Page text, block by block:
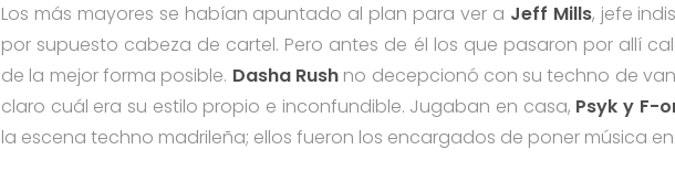
Los más mayores se habían apuntado al plan para ver a Jeff Mills, jefe
por supuesto cabeza de cartel. Pero antes de él los que pasaron por allí
de la mejor forma posible. Dasha Rushno decepcionó con su techno de
claro cuál era su estilo propio e inconfundible. Jugaban en casa, Psyk y F-
la escena techno madrileña; ellos fueron los encargados de poner música